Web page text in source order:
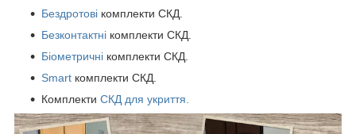
Бездротові комплекти СКД.
Безконтактні комплекти СКД.
Біометричні комплекти СКД.
Smart комплекти СКД.
Комплекти СКД для укриття.